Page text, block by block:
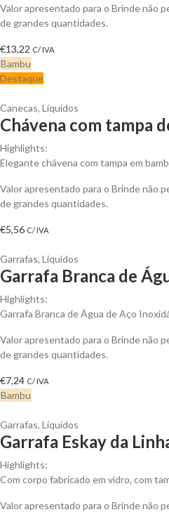
Valor apresentado para o Brinde não
de grandes quantidades.
€13,22 C/ IVA
Bambu
Destaque
Canecas, Líquidos
Chávena com tampa
Highlights:
Elegante chávena com tampa em
Valor apresentado para o Brinde não
de grandes quantidades.
€5,56 C/ IVA
Garrafas, Líquidos
Garrafa Branca de
Highlights:
Garrafa Branca de Água de Aço
Valor apresentado para o Brinde não
de grandes quantidades.
€7,24 C/ IVA
Bambu
Garrafas, Líquidos
Garrafa Eskay da
Highlights:
Com corpo fabricado em vidro, com
Valor apresentado para o Brinde não